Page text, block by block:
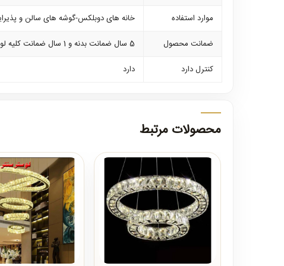
موارد استفاده
خانه های دوبلکس-گوشه های سالن و
ضمانت محصول
5 سال ضمانت بدنه و 1 سال ضمانت کلیه لوازم برقی
کنترل دارد
دارد
محصولات مرتبط